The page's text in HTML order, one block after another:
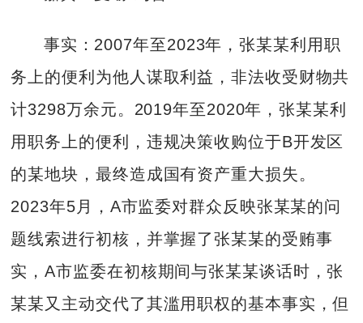
事实：2007年至2023年，张某某利用职
务上的便利为他人谋取利益，非法收受财物共
计3298万余元。2019年至2020年，张某某利
用职务上的便利，违规决策收购位于B开发区
的某地块，最终造成国有资产重大损失。
2023年5月，A市监委对群众反映张某某的问
题线索进行初核，并掌握了张某某的受贿事
实，A市监委在初核期间与张某某谈话时，张
某某又主动交代了其滥用职权的基本事实，但